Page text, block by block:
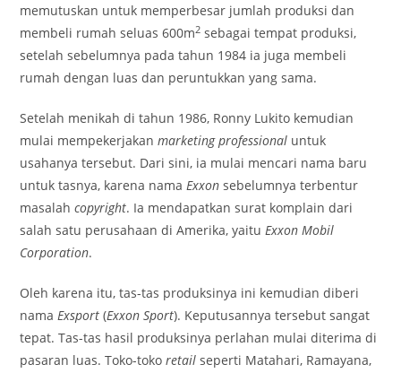
memutuskan untuk memperbesar jumlah produksi dan
membeli rumah seluas 600m2 sebagai tempat produksi,
setelah sebelumnya pada tahun 1984 ia juga membeli
rumah dengan luas dan peruntukkan yang sama.
Setelah menikah di tahun 1986, Ronny Lukito kemudian
mulai mempekerjakanmarketing professional untuk
usahanya tersebut. Dari sini, ia mulai mencari nama baru
untuk tasnya, karena namaExxon sebelumnya terbentur
masalahcopyright. Ia mendapatkan surat komplain dari
salah satu perusahaan di Amerika, yaituExxon Mobil
Corporation.
Oleh karena itu, tas-tas produksinya ini kemudian diberi
namaExsport (Exxon Sport). Keputusannya tersebut sangat
tepat. Tas-tas hasil produksinya perlahan mulai diterima di
pasaran luas. Toko-tokoretail seperti Matahari, Ramayana,